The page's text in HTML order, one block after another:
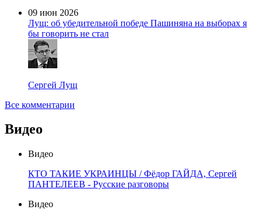
09 июн 2026
Лущ: об убедительной победе Пашиняна на выборах я
бы говорить не стал
Сергей Лущ
Все комментарии
Видео
Видео
КТО ТАКИЕ УКРАИНЦЫ / Фёдор ГАЙДА, Сергей
ПАНТЕЛЕЕВ - Русские разговоры
Видео